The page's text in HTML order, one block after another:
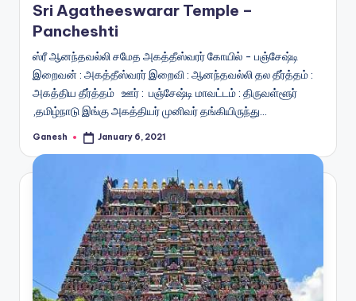
Sri Agatheeswarar Temple –
Pancheshti
ஸ்ரீ ஆனந்தவல்லி சமேத அகத்தீஸ்வரர் கோயில் - பஞ்சேஷ்டி
இறைவன் : அகத்தீஸ்வரர் இறைவி : ஆனந்தவல்லி தல தீர்த்தம் :
அகத்திய தீர்த்தம் ஊர் : பஞ்சேஷ்டி மாவட்டம் : திருவள்ளூர்
,தமிழ்நாடு இங்கு அகத்தியர் முனிவர் தங்கியிருந்து…
Posted
Ganesh January 6, 2021